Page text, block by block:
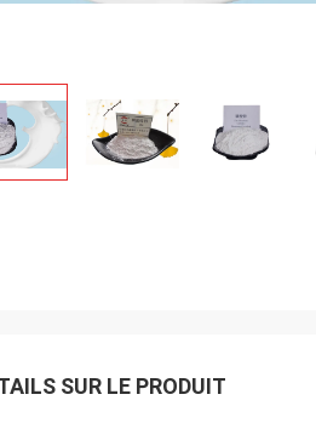
SUR LE PRODUIT